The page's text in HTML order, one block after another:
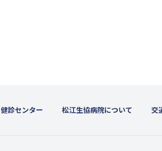
健診センター 松江生協病院について 交